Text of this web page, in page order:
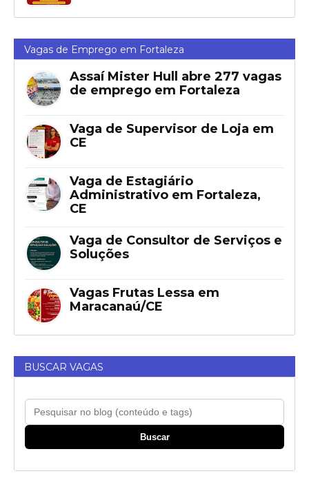
Vagas de Emprego em Fortaleza
Assaí Mister Hull abre 277 vagas
de emprego em Fortaleza
Vaga de Supervisor de Loja em
CE
Vaga de Estagiário
Administrativo em Fortaleza,
CE
Vaga de Consultor de Serviços e
Soluções
Vagas Frutas Lessa em
Maracanaú/CE
BUSCAR VAGAS
Buscar